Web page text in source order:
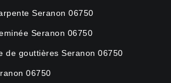
Seranon 06750
Seranon 06750
de gouttières Seranon 06750
06750